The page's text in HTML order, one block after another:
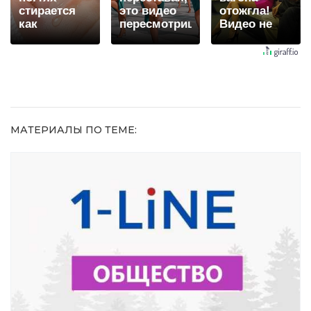
стирается
как
ластиком!
это видео
пересмотришь
не раз
отожгла!
Видео не
оставит
равнодушным
МАТЕРИАЛЫ ПО ТЕМЕ: